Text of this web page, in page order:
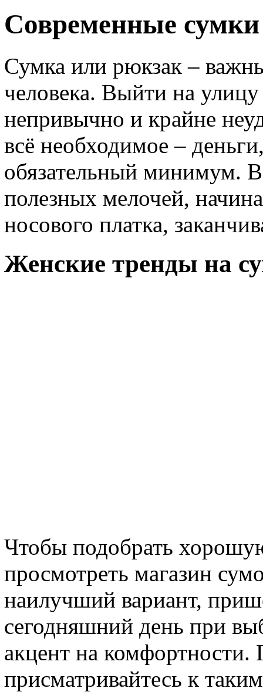
Современные
Сумка или рюкзак –
человека. Выйти на
непривычно и крайне
всё необходимое –
обязательный минимум.
полезных мелочей,
носового платка,
Женские тренды на
Чтобы подобрать
просмотреть магазин
наилучший вариант,
сегодняшний день при
акцент на комфортности.
присматривайтесь к